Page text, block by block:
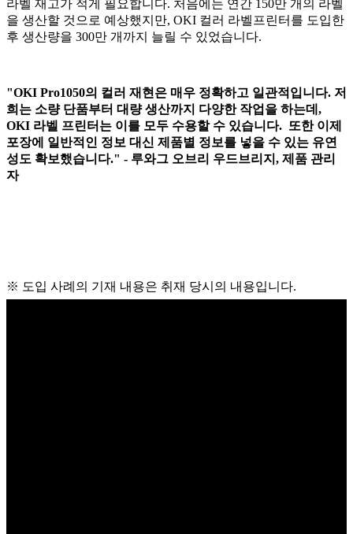
라벨 재고가 적게 필요합니다. 처음에는 연간 150만 개의 라벨
을 생산할 것으로 예상했지만, OKI 컬러 라벨프린터를 도입한
후 생산량을 300만 개까지 늘릴 수 있었습니다.
"OKI Pro1050의 컬러 재현은 매우 정확하고 일관적입니다. 저
희는 소량 단품부터 대량 생산까지 다양한 작업을 하는데,
OKI 라벨 프린터는 이를 모두 수용할 수 있습니다. 또한 이제
포장에 일반적인 정보 대신 제품별 정보를 넣을 수 있는 유연
성도 확보했습니다." - 루와그 오브리 우드브리지, 제품 관리
자
※ 도입 사례의 기재 내용은 취재 당시의 내용입니다.